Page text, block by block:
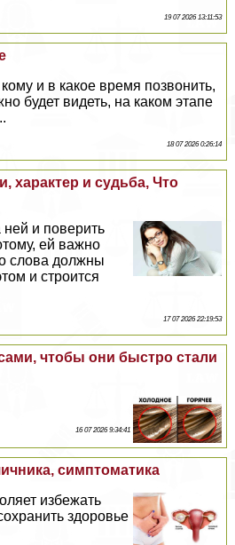
19 07 2026 13:11:53
и в какое время позвонить,
будет видеть, на каком этапе
18 07 2026 0:26:14
хаpaктер и судьба, Что
и поверить
ей важно
слова должны
и строится
17 07 2026 22:19:53
чтобы они быстро стали
16 07 2026 9:34:41
симптоматика
избежать
здоровье